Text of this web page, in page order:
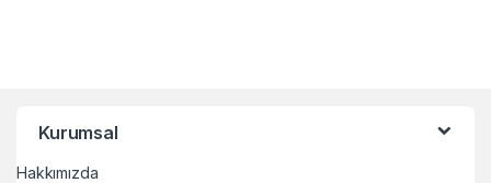
Kurumsal
Hakkımızda